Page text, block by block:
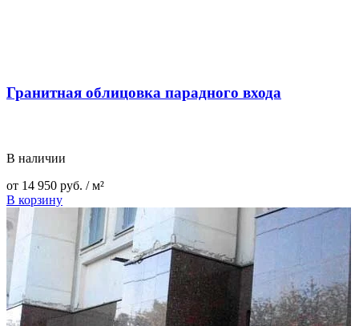
Гранитная облицовка парадного входа
В наличии
от 14 950 руб. / м²
В корзину